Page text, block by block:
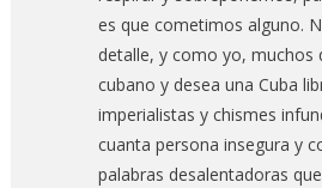
es que cometimos alguno.
detalle, y como yo, muchos
cubano y desea una Cuba
imperialistas y chismes
cuanta persona insegura y
palabras desalentadoras